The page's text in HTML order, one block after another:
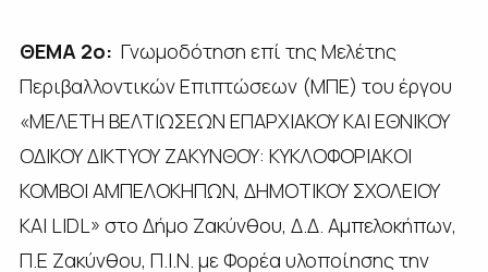
ΘΕΜΑ 2ο: Γνωμοδότηση επί της Μελέτης
Περιβαλλοντικών Επιπτώσεων (ΜΠΕ) του έργου
«ΜΕΛΕΤΗ ΒΕΛΤΙΩΣΕΩΝ ΕΠΑΡΧΙΑΚΟΥ ΚΑΙ ΕΘΝΙΚΟΥ
ΟΔΙΚΟΥ ΔΙΚΤΥΟΥ ΖΑΚΥΝΘΟΥ: ΚΥΚΛΟΦΟΡΙΑΚOI
ΚΟΜΒOI ΑΜΠΕΛΟΚΗΠΩΝ, ΔΗΜΟΤΙΚΟΥ ΣΧΟΛΕΙΟΥ
ΚΑΙ LIDL» στο Δήμο Ζακύνθου, Δ.Δ. Αμπελοκήπων,
Π.Ε Ζακύνθου, Π.Ι.Ν. με Φορέα υλοποίησης την